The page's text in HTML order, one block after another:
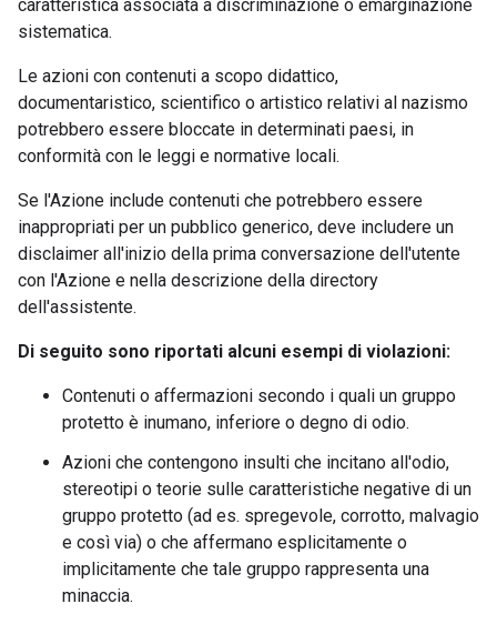
caratteristica associata a discriminazione o emarginazione
sistematica.
Le azioni con contenuti a scopo didattico,
documentaristico, scientifico o artistico relativi al nazismo
potrebbero essere bloccate in determinati paesi, in
conformità con le leggi e normative locali.
Se l'Azione include contenuti che potrebbero essere
inappropriati per un pubblico generico, deve includere un
disclaimer all'inizio della prima conversazione dell'utente
con l'Azione e nella descrizione della directory
dell'assistente.
Di seguito sono riportati alcuni esempi di violazioni:
Contenuti o affermazioni secondo i quali un gruppo
protetto è inumano, inferiore o degno di odio.
Azioni che contengono insulti che incitano all'odio,
stereotipi o teorie sulle caratteristiche negative di un
gruppo protetto (ad es. spregevole, corrotto, malvagio
e così via) o che affermano esplicitamente o
implicitamente che tale gruppo rappresenta una
minaccia.